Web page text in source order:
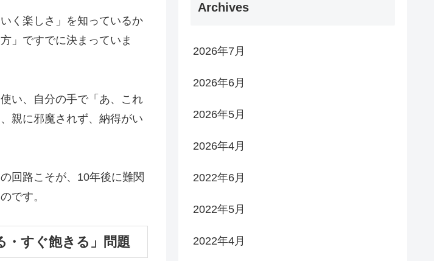
く楽しさ」を知っているか
」ですでに決まっていま
い、自分の手で「あ、これ
親に邪魔されず、納得がい
回路こそが、10年後に難関
です。
・すぐ飽きる」問題
Archives
2026年7月
2026年6月
2026年5月
2026年4月
2022年6月
2022年5月
2022年4月